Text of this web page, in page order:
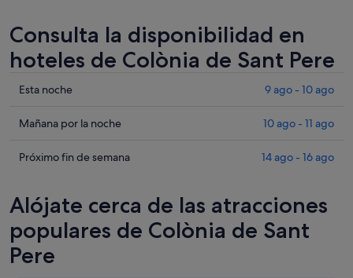
Consulta la disponibilidad en
hoteles de Colònia de Sant Pere
Comprueba
precios
Colònia
Pere
para
esta
noche,
Esta noche 9 ago - 10 ago
Comprueba
precios
de
Sant
Pere
para
Mañana por la noche 10 ago - 11 ago
Comprueba
en
Colònia
de
Sant
Próximo fin de semana 14 ago - 16 ago
Alójate cerca de las atracciones
populares de Colònia de Sant
Pere